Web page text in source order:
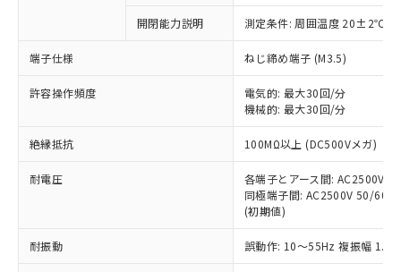
開閉能力説明 測定条件: 周囲温度 20±2℃、
端子仕様 ねじ締め端子 (M3.5)
許容操作頻度
電気的: 最大30回/分
機械的: 最大30回/分
絶縁抵抗 100MΩ以上 (DC500Vメガ)
耐電圧
各端子とアース間: AC2500V
同極端子間: AC2500V 50/
(初期値)
耐振動 誤動作: 10～55Hz 複振幅
以下の条件をお読みいただき、同意のうえ
ご利用ください。
本サービスは、当社制御機器事業取扱
商品の当社在庫状況および標準価格
当社制御機器事業取扱商品の中には、
本サービスの対象外となる商品もある
ことをご了承ください。
在庫状況および標準価格照会結果は、
記載している更新日時点での社内デー
タに基づき作成されるものであり、閲
対応予定なし：EU RoHS指令（10物質）の
非含有に非対応の商品で、対応品を出す予
定はありません。
調査・確認中：EU RoHS指令（10物質）の
非含有の対応状況を調査中または確認中の
非該当品：ライセンス料など無形物で、有
害物質有無と関係のない商品です。
いたものが、含有品と判明した場合などや
むを得ず変更することがあります。
※1 中国RoHS○×表
「○」：最大均質材料含有率が中国RoHSの
基準値以下であることを示します。
「×」：最大均質材料含有率が中国RoHSの
基準値を超えていることを示します。
「－」：未確認です。当社販売部門へお問
*中国RoHS10物質の基準値 (GB/T26572)：
当社は、これら貴社製品のうち、外国
為替および外国貿易法に定める商品
（以下｢規制貨物等」という）を輸出
または国外への提供する場合は、日本
国政府の輸出許可(または役務取引許